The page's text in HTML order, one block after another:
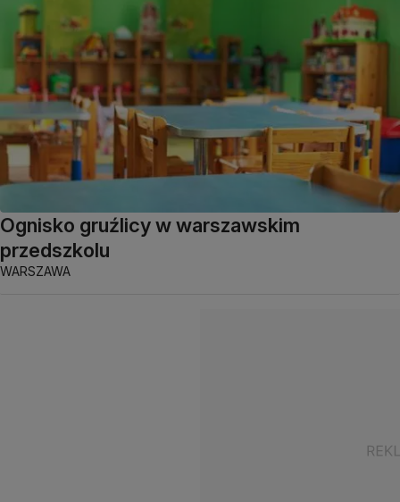
Ognisko gruźlicy w warszawskim
przedszkolu
WARSZAWA